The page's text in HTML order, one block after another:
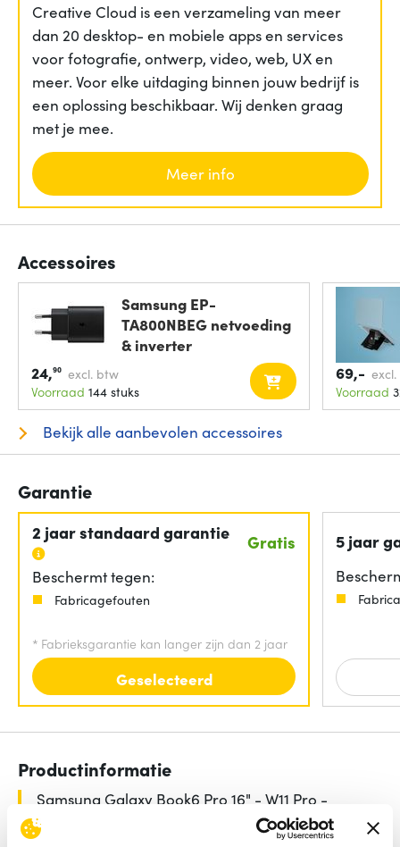
Creative Cloud is een verzameling van meer
dan 20 desktop- en mobiele apps en services
voor fotografie, ontwerp, video, web, UX en
meer. Voor elke uitdaging binnen jouw bedrijf is
een oplossing beschikbaar. Wij denken graag
met je mee.
Meer info
Accessoires
Samsung EP-
TA800NBEG netvoeding
& inverter
24,90 excl. btw
Voorraad 144 stuks
69,-
Voorraad
Bekijk alle aanbevolen accessoires
Garantie
2 jaar standaard garantie Gratis
Beschermt tegen:
Fabricagefouten
* Fabrieksgarantie kan langer zijn dan 2 jaar
Geselecteerd
5 jaar
Productinformatie
Samsung Galaxy Book6 Pro 16" - W11 Pro -
U7/16GB/512GB/US INTL - Copilot+ PC - Grijs